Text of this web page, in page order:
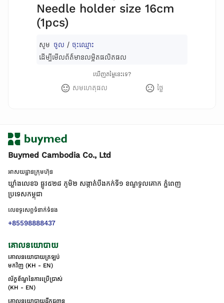
Needle holder size 16cm​
(1pcs)
សូម ចូល / ចុះឈ្មោះ
ដើម្បីមើលព័ត៌មានលម្អិតផលិតផល
ឃើញតម្លៃនេះទេ?
សមហេតុផល ថ្លៃ
Buymed Cambodia Co., Ltd
អាសយដ្ឋានក្រុមហ៊ុន
ឃ្លាំងលេខ៦ ផ្លូវ៥២៨ ភូមិ២ សង្កាត់់បឹងកក់ទី១ ខណ្ឌទួលគោក ភ្នំពេញ
ប្រទេសកម្ពុជា
លេខទូរសព្ទទំនាក់ទំនង
+85598888437
គោលនយោបាយ
គោលនយោបាយត្រឡប់
មកវិញ (KH - EN)
ល័ក្ខខ័ណ្ឌនៃការប្រើប្រាស់
(KH - EN)
គោលនយោបាយដឹកជញ្ជូន